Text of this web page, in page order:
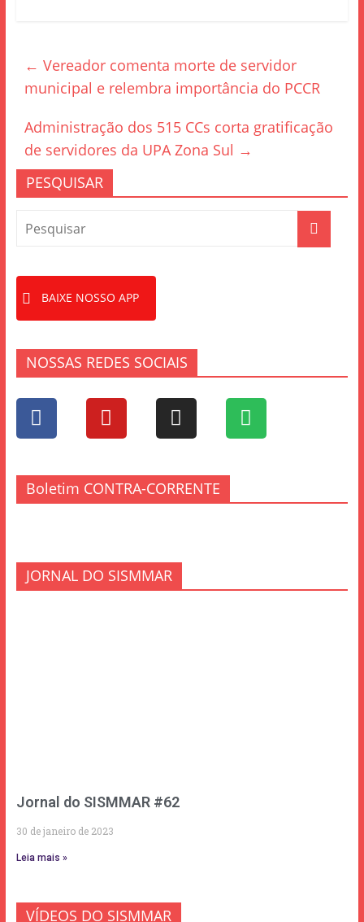
b
o
o
k
← Vereador comenta morte de servidor
municipal e relembra importância do PCCR
Administração dos 515 CCs corta gratificação
de servidores da UPA Zona Sul →
PESQUISAR
BAIXE NOSSO APP
NOSSAS REDES SOCIAIS
Boletim CONTRA-CORRENTE
JORNAL DO SISMMAR
Jornal do SISMMAR #62
30 de janeiro de 2023
Leia mais »
VÍDEOS DO SISMMAR